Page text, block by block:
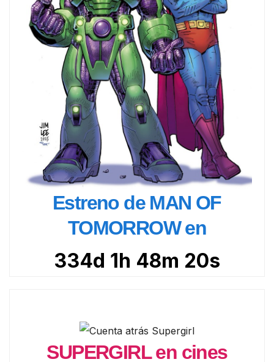
Estreno de MAN OF
TOMORROW en
334d 1h 48m 18s
SUPERGIRL en cines